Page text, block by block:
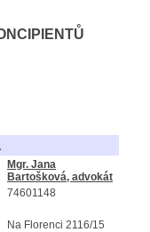
Mgr. Jana
Bartošková, advokát
74601148
Na Florenci 2116/15